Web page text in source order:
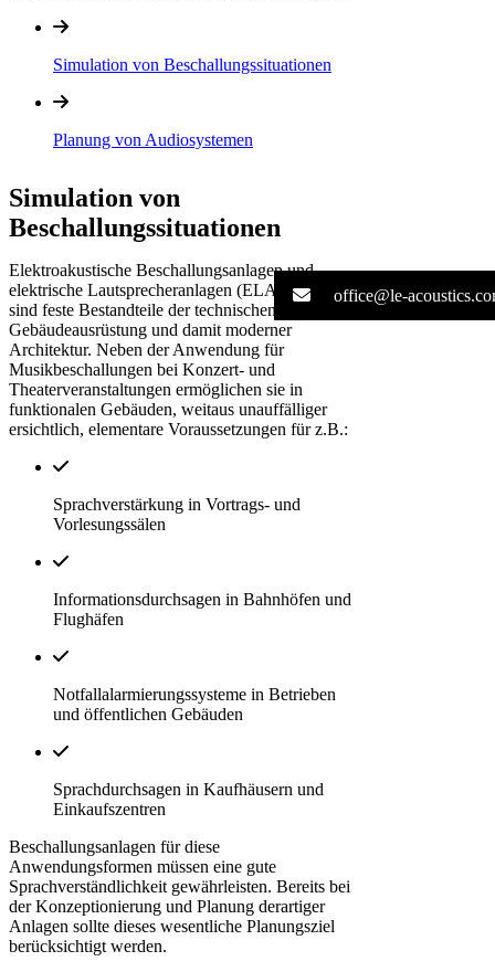
Simulation von Beschallungssituationen
Planung von Audiosystemen
Simulation von
Beschallungssituationen
Elektroakustische Beschallungsanlagen und
elektrische Lautsprecheranlagen (ELA-Anlagen)
sind feste Bestandteile der technischen
Gebäudeausrüstung und damit moderner
Architektur. Neben der Anwendung für
Musikbeschallungen bei Konzert- und
Theaterveranstaltungen ermöglichen sie in
funktionalen Gebäuden, weitaus unauffälliger
ersichtlich, elementare Voraussetzungen für z.B.:
Sprachverstärkung in Vortrags- und
Vorlesungssälen
Informationsdurchsagen in Bahnhöfen und
Flughäfen
Notfallalarmierungssysteme in Betrieben
und öffentlichen Gebäuden
Sprachdurchsagen in Kaufhäusern und
Einkaufszentren
Beschallungsanlagen für diese
Anwendungsformen müssen eine gute
Sprachverständlichkeit gewährleisten. Bereits bei
der Konzeptionierung und Planung derartiger
Anlagen sollte dieses wesentliche Planungsziel
berücksichtigt werden.
office@le-